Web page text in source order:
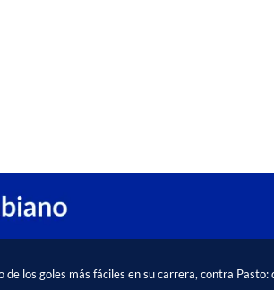
de los goles más fáciles en su carrera, contra Pasto: